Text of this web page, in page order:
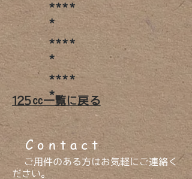
****
*
****
*
****
*
​125㏄一覧に戻る
​ C o n t a c t
ご用件のある方はお気軽にご連絡く
ださい。